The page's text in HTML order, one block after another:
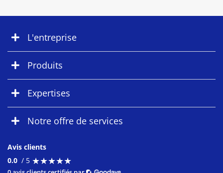
L'entreprise
Produits
Expertises
Notre offre de services
Avis clients
0.0 / 5 ★★★★★
★★★★★